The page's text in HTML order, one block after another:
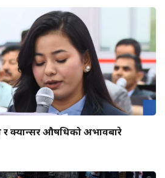
र क्यान्सर औषधिको अभावबारे